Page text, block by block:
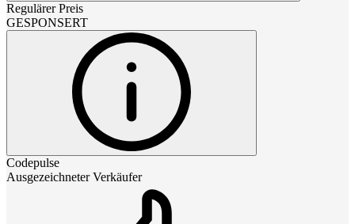
Regulärer Preis
GESPONSERT
Codepulse
Ausgezeichneter Verkäufer